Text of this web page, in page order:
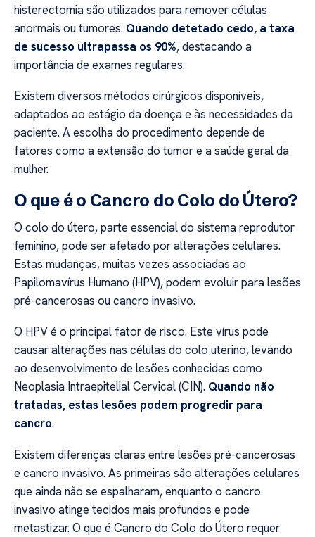
histerectomia são utilizados para remover células
anormais ou tumores. Quando detetado cedo, a taxa
de sucesso ultrapassa os 90%, destacando a
importância de exames regulares.
Existem diversos métodos cirúrgicos disponíveis,
adaptados ao estágio da doença e às necessidades da
paciente. A escolha do procedimento depende de
fatores como a extensão do tumor e a saúde geral da
mulher.
O que é o Cancro do Colo do Útero?
O colo do útero, parte essencial do sistema reprodutor
feminino, pode ser afetado por alterações celulares.
Estas mudanças, muitas vezes associadas ao
Papilomavírus Humano (HPV), podem evoluir para lesões
pré-cancerosas ou cancro invasivo.
O HPV é o principal fator de risco. Este vírus pode
causar alterações nas células do colo uterino, levando
ao desenvolvimento de lesões conhecidas como
Neoplasia Intraepitelial Cervical (CIN). Quando não
tratadas, estas lesões podem progredir para
cancro.
Existem diferenças claras entre lesões pré-cancerosas
e cancro invasivo. As primeiras são alterações celulares
que ainda não se espalharam, enquanto o cancro
invasivo atinge tecidos mais profundos e pode
metastizar. O que é Cancro do Colo do Útero requer